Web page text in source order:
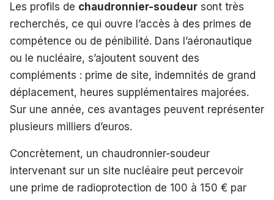
Les profils de chaudronnier-soudeur sont très
recherchés, ce qui ouvre l’accès à des primes de
compétence ou de pénibilité. Dans l’aéronautique
ou le nucléaire, s’ajoutent souvent des
compléments : prime de site, indemnités de grand
déplacement, heures supplémentaires majorées.
Sur une année, ces avantages peuvent représenter
plusieurs milliers d’euros.
Concrètement, un chaudronnier-soudeur
intervenant sur un site nucléaire peut percevoir
une prime de radioprotection de 100 à 150 € par